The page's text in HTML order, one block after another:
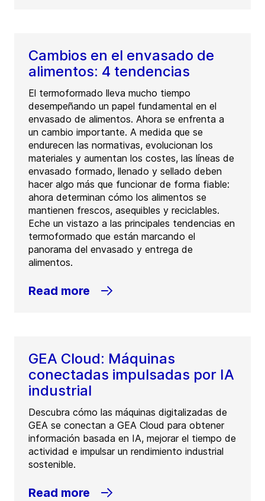
Cambios en el envasado de
alimentos: 4 tendencias
El termoformado lleva mucho tiempo
desempeñando un papel fundamental en el
envasado de alimentos. Ahora se enfrenta a
un cambio importante. A medida que se
endurecen las normativas, evolucionan los
materiales y aumentan los costes, las líneas de
envasado formado, llenado y sellado deben
hacer algo más que funcionar de forma fiable:
ahora determinan cómo los alimentos se
mantienen frescos, asequibles y reciclables.
Eche un vistazo a las principales tendencias en
termoformado que están marcando el
panorama del envasado y entrega de
alimentos.
Read more
GEA Cloud: Máquinas
conectadas impulsadas por IA
industrial
Descubra cómo las máquinas digitalizadas de
GEA se conectan a GEA Cloud para obtener
información basada en IA, mejorar el tiempo de
actividad e impulsar un rendimiento industrial
sostenible.
Read more